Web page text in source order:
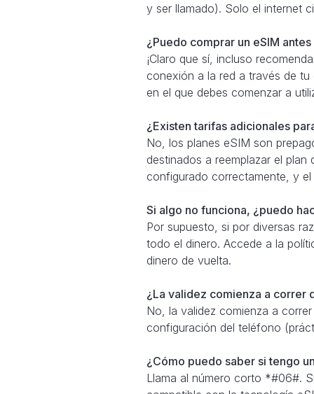
y ser llamado). Solo el internet
¿Puedo comprar un eSIM
¡Claro que sí, incluso
conexión a la red a través de
en el que debes comenzar a
¿Existen tarifas adicionales
No, los planes eSIM son
destinados a reemplazar el
configurado correctamente, y
Si algo no funciona, ¿puedo
Por supuesto, si por diversas
todo el dinero. Accede a la
dinero de vuelta.
¿La validez comienza a correr
No, la validez comienza a
configuración del teléfono
¿Cómo puedo saber si tengo
Llama al número corto *#06#.